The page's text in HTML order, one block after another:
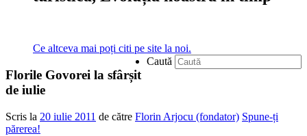
Ce altceva mai poți citi pe site la noi.
Caută
Florile Govorei la sfârșit
de iulie
Scris la 20 iulie 2011 de către Florin Arjocu (fondator) Spune-ți
părerea!